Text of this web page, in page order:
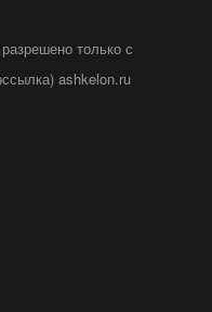
только с
ashkelon.ru